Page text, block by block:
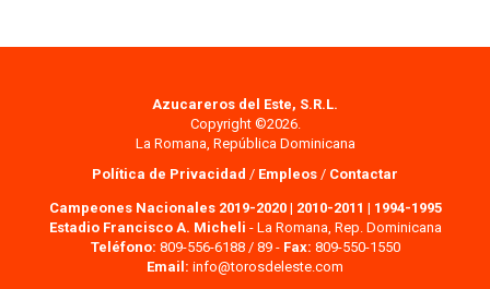
Azucareros del Este, S.R.L.
Copyright ©2026.
La Romana, República Dominicana
Política de Privacidad / Empleos / Contactar
Campeones Nacionales 2019-2020| 2010-2011 | 1994-1995
Estadio Francisco A. Micheli - La Romana, Rep. Dominicana
Teléfono: 809-556-6188 / 89 - Fax: 809-550-1550
Email: info@torosdeleste.com